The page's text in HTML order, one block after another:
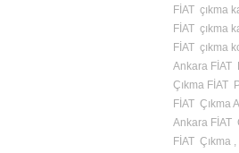
FİAT çıkma
FİAT çıkma
FİAT çıkma
Ankara FİAT
Çıkma FİAT
FİAT Çıkma
Ankara FİAT
FİAT Çıkma ,